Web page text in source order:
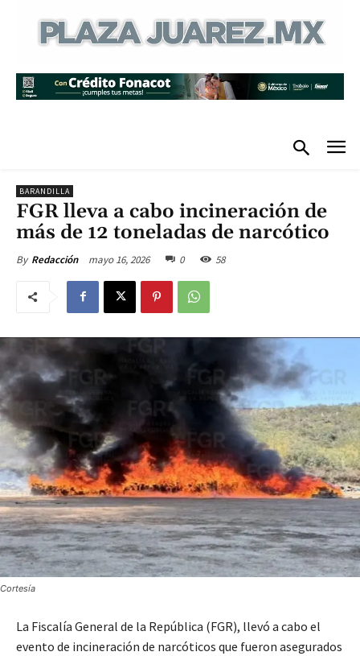
BARANDILLA
FGR lleva a cabo incineración de
más de 12 toneladas de narcótico
By Redacción mayo 16, 2026 0 58
Cortesía
La Fiscalía General de la República (FGR), llevó a cabo el
evento de incineración de narcóticos que fueron asegurados